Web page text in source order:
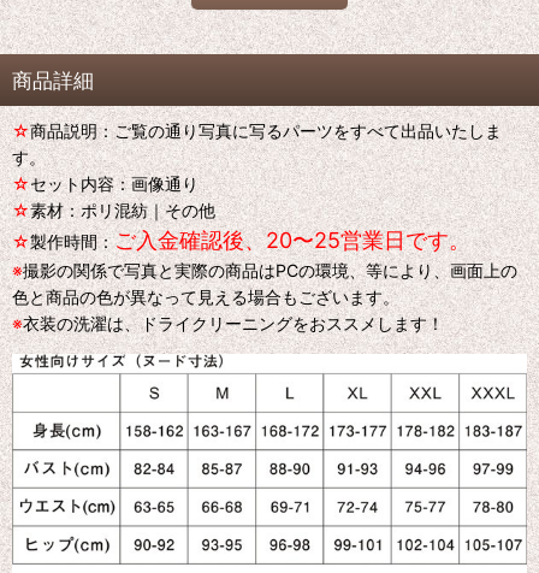
商品詳細
☆商品説明：ご覧の通り写真に写るパーツをすべて出品いたしま
す。
☆セット内容：画像通り
☆素材：ポリ混紡｜その他
☆製作時間：ご入金確認後、20〜25営業日です。
※撮影の関係で写真と実際の商品はPCの環境、等により、画面上の
色と商品の色が異なって見える場合もございます。
※衣装の洗濯は、ドライクリーニングをおススメします！